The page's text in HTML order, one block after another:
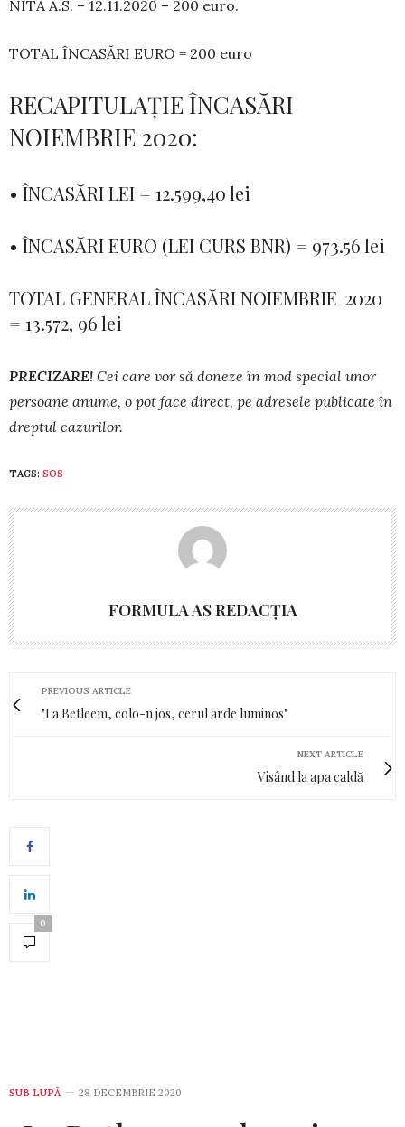
NITA A.S. – 12.11.2020 – 200 euro.
TOTAL ÎNCASĂRI EURO = 200 euro
RECAPITULAȚIE ÎNCASĂRI
NOIEMBRIE 2020:
• ÎNCASĂRI LEI = 12.599,40 lei
• ÎNCASĂRI EURO (LEI CURS BNR) = 973.56 lei
TOTAL GENERAL ÎNCASĂRI NOIEMBRIE 2020
= 13.572, 96 lei
PRECIZARE! Cei care vor să doneze în mod spe­­cial unor
persoane anume, o pot face direct, pe adresele publicate în
dreptul cazurilor.
TAGS: SOS
FORMULA AS REDACȚIA
PREVIOUS ARTICLE
"La Betleem, colo-n jos, cerul arde luminos"
NEXT ARTICLE
Visând la apa caldă
0
SUB LUPĂ 28 DECEMBRIE 2020